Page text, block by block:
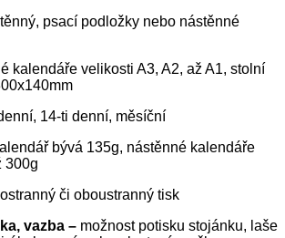
psací podložky nebo nástěnné
kalendáře velikosti A3, A2, až A1, stolní
14-ti denní, měsíční
bývá 135g, nástěnné kalendáře
300g
či oboustranný tisk
vazba – možnost potisku stojánku, laše